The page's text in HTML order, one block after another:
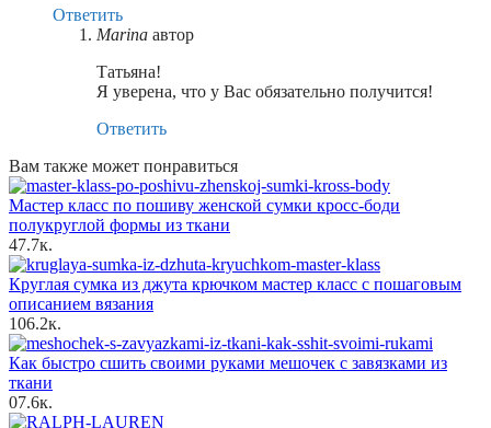
Ответить
Marina автор
Татьяна!
Я уверена, что у Вас обязательно получится!
Ответить
Вам также может понравиться
Мастер класс по пошиву женской сумки кросс-боди
полукруглой формы из ткани
47.7к.
Круглая сумка из джута крючком мастер класс с пошаговым
описанием вязания
106.2к.
Как быстро сшить своими руками мешочек с завязками из
ткани
07.6к.